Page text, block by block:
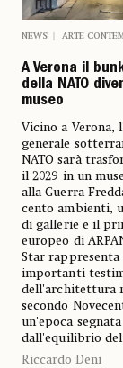
NEWS ARTE
A Verona il
della NATO
museo
Vicino a Verona,
generale
NATO sarà
il 2029 in un
alla Guerra
cento ambienti,
di gallerie e il
europeo di
Star rappresenta
importanti
dell'architettura
secondo
un'epoca segnata
dall'equilibrio
Riccardo Deni